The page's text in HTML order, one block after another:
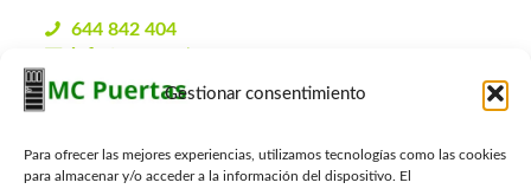
Gestionar consentimiento
Para ofrecer las mejores experiencias, utilizamos tecnologías como las cookies
para almacenar y/o acceder a la información del dispositivo. El
644 842 404
info@mcpuertas.com
Whatsapp
Presupuesto Gratis